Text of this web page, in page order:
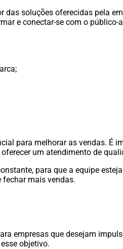
das soluções oferecidas pela
e conectar-se com o público-
para melhorar as vendas. É
um atendimento de
para que a equipe
fechar mais vendas.
empresas que desejam
objetivo.